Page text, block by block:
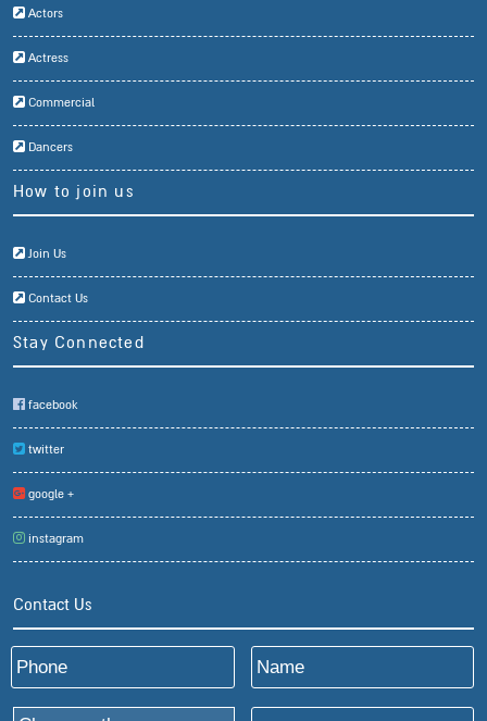
Actors
Actress
Commercial
Dancers
How to join us
Join Us
Contact Us
Stay Connected
facebook
twitter
google +
instagram
Contact Us